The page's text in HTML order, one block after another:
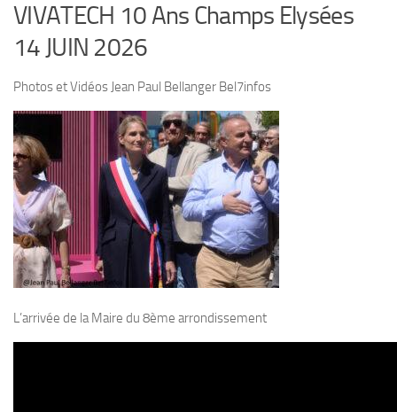
VIVATECH 10 Ans Champs Elysées
14 JUIN 2026
Photos et Vidéos Jean Paul Bellanger Bel7infos
L’arrivée de la Maire du 8ème arrondissement